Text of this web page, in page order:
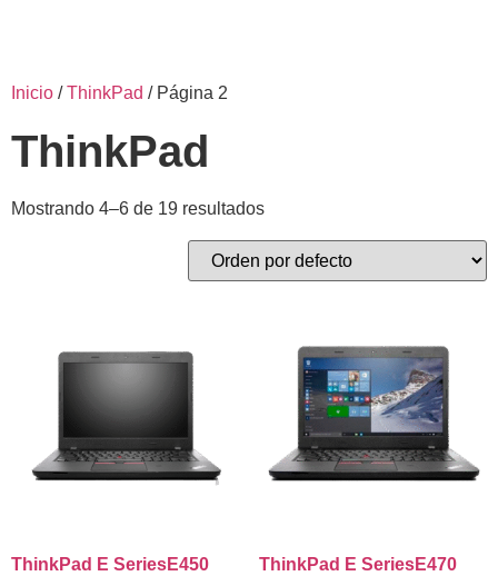
Inicio /ThinkPad / Página 2
ThinkPad
Mostrando 4–6 de 19 resultados
ThinkPad E SeriesE450 ThinkPad E SeriesE470